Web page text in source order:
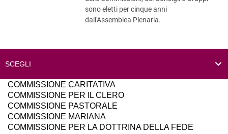
sono eletti per cinque anni
dall'Assemblea Plenaria.
COMMISSIONE CARITATIVA
COMMISSIONE PER IL CLERO
COMMISSIONE PASTORALE
COMMISSIONE MARIANA
COMMISSIONE PER LA DOTTRINA DELLA FEDE